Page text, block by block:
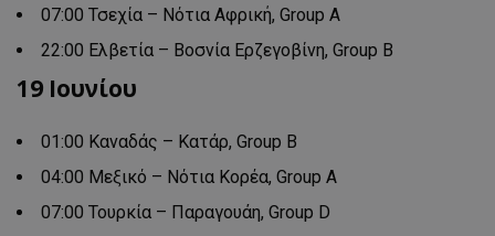
07:00 Τσεχία – Νότια Αφρική, Group A
22:00 Ελβετία – Βοσνία Ερζεγοβίνη, Group B
19 Ιουνίου
01:00 Καναδάς – Κατάρ, Group B
04:00 Μεξικό – Νότια Κορέα, Group A
07:00 Τουρκία – Παραγουάη, Group D